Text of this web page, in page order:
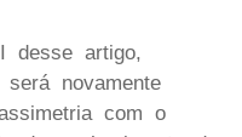
desse artigo,
novamente
com o